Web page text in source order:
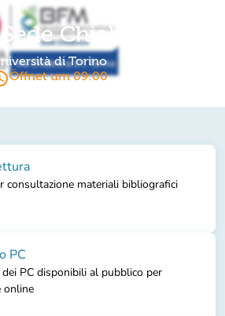
Sede Chiabrera
di Torino
Öffnet um 09:00
consultazione materiali bibliografici
PC
PC disponibili al pubblico per
online